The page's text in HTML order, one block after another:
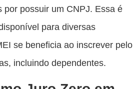
por possuir um CNPJ. Essa é
para diversas
se beneficia ao inscrever pelo
incluindo dependentes.